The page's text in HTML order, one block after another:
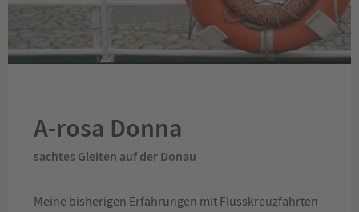
A-rosa Donna
sachtes Gleiten auf der Donau
Meine bisherigen Erfahrungen mit Flusskreuzfahrten